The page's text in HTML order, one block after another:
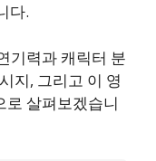
다.
기력과 캐릭터 분
지, 그리고 이 영
로 살펴보겠습니